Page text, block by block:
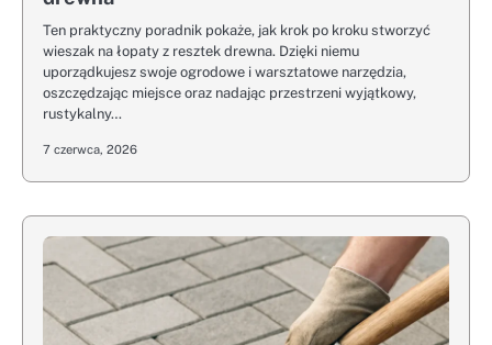
Ten praktyczny poradnik pokaże, jak krok po kroku stworzyć
wieszak na łopaty z resztek drewna. Dzięki niemu
uporządkujesz swoje ogrodowe i warsztatowe narzędzia,
oszczędzając miejsce oraz nadając przestrzeni wyjątkowy,
rustykalny…
7 czerwca, 2026